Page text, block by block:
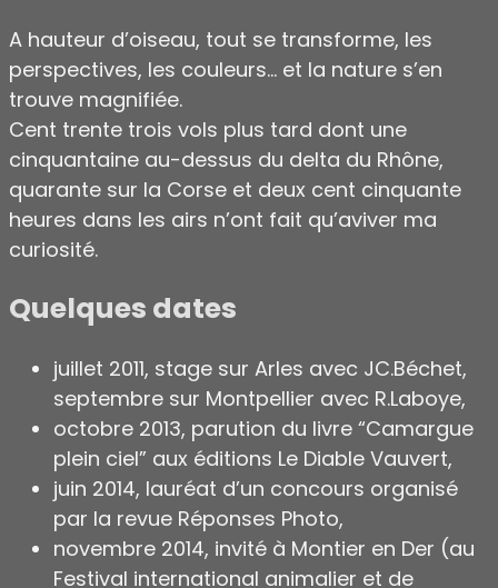
A hauteur d’oiseau, tout se transforme, les
perspectives, les couleurs… et la nature s’en
trouve magnifiée.
Cent trente trois vols plus tard dont une
cinquantaine au-dessus du delta du Rhône,
quarante sur la Corse et deux cent cinquante
heures dans les airs n’ont fait qu’aviver ma
curiosité.
Quelques dates
juillet 2011, stage sur Arles avec JC.Béchet,
septembre sur Montpellier avec R.Laboye,
octobre 2013, parution du livre “Camargue
plein ciel” aux éditions Le Diable Vauvert,
juin 2014, lauréat d’un concours organisé
par la revue Réponses Photo,
novembre 2014, invité à Montier en Der (au
Festival international animalier et de